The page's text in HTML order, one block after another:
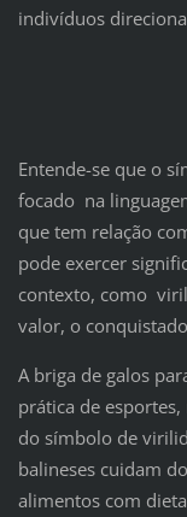
indivíduos
Entende-se que o
focado na
que tem relação
pode exercer
contexto, como
valor, o
A briga de galos
prática de
do símbolo de
balineses cuidam
alimentos com